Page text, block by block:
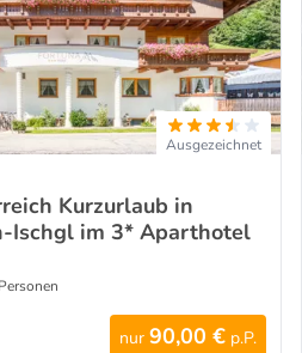
Ausgezeichnet
Kurzurlaub in
Ischgl im 3* Aparthotel
nur 90,00 € p.P.